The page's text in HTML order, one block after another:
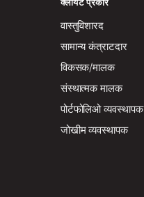
वास्तुविशारद
सामान्य कंत्राटदार
विकसक/मालक
संस्थात्मक मालक
पोर्टफोलिओ व्यवस्थापक
जोखीम व्यवस्थापक